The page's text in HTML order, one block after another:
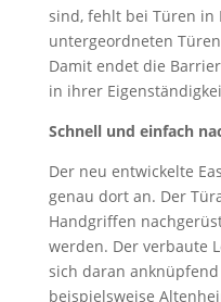
sind, fehlt bei Türen in
untergeordneten
Damit endet die
in ihrer
Schnell und einfach
Der neu entwickelte
genau dort an. Der
Handgriffen
werden. Der verbaute
sich daran
beispielsweise